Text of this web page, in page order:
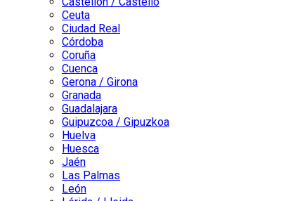
Ceuta
Ciudad Real
Córdoba
Coruña
Cuenca
Gerona / Girona
Granada
Guadalajara
Guipuzcoa / Gipuzkoa
Huelva
Huesca
Jaén
Las Palmas
León